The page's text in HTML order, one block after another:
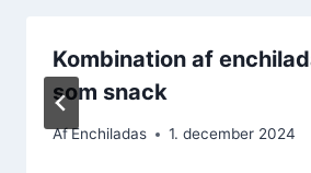
Kombination af
som snack
AfEnchiladas 1. december 2024